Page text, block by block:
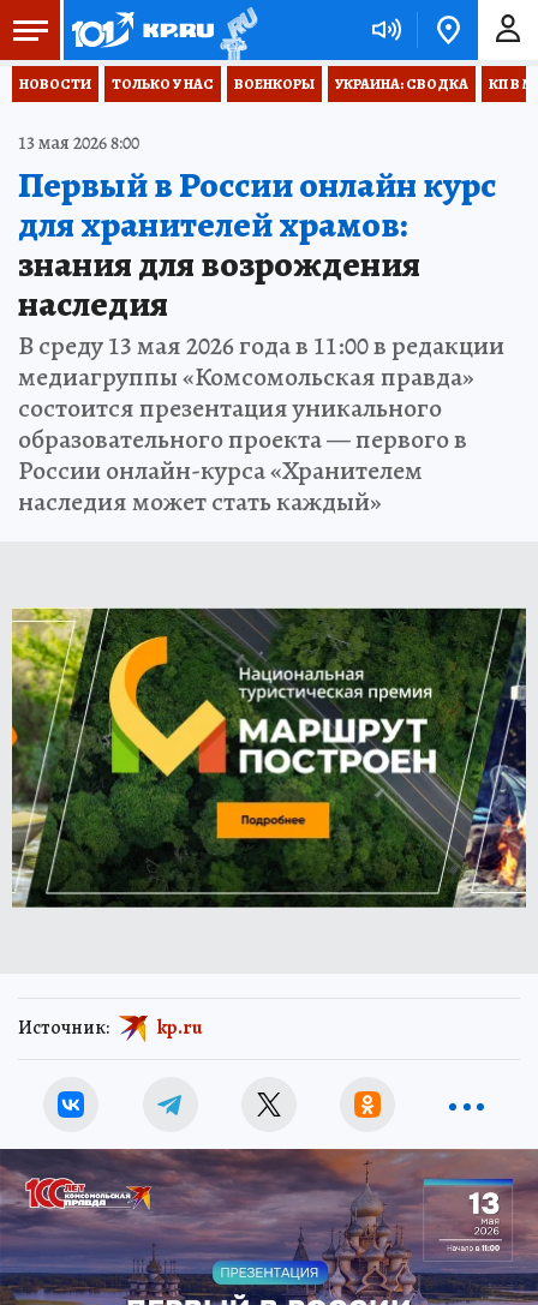
НОВОСТИ ТОЛЬКО У НАС ВОЕНКОРЫ УКРАИНА: СВОДКА КП В
13 мая 2026 8:00
Первый в России онлайн курс
для хранителей храмов:
знания для возрождения
наследия
В среду 13 мая 2026 года в 11:00 в редакции
медиагруппы «Комсомольская правда»
состоится презентация уникального
образовательного проекта — первого в
России онлайн-курса «Хранителем
наследия может стать каждый»
Источник: kp.ru